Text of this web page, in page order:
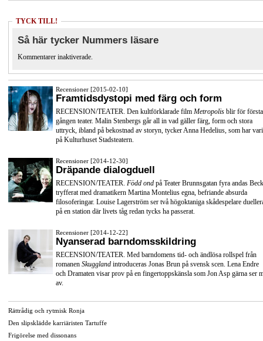
TYCK TILL!
Så här tycker Nummers läsare
Kommentarer inaktiverade.
Recensioner [2015-02-10]
Framtidsdystopi med färg och form
RECENSION/TEATER. Den kultförklarade film Metropolis blir för första
gången teater. Malin Stenbergs går all in vad gäller färg, form och stora
uttryck, ibland på bekostnad av storyn, tycker Anna Hedelius, som har
på Kulturhuset Stadsteatern.
Recensioner [2014-12-30]
Dräpande dialogduell
RECENSION/TEATER. Född ond på Teater Brunnsgatan fyra andas
tryfferat med dramatikern Martina Montelius egna, befriande absurda
filosoferingar. Louise Lagerström ser två högoktaniga skådespelare
på en station där livets tåg redan tycks ha passerat.
Recensioner [2014-12-22]
Nyanserad barndomsskildring
RECENSION/TEATER. Med barndomens tid- och ändlösa rollspel från
romanen Skuggland introduceras Jonas Brun på svensk scen. Lena Endre
och Dramaten visar prov på en fingertoppskänsla som Jon Asp gärna ser
av.
Rättrådig och rytmisk Ronja
Den slipsklädde karriäristen Tartuffe
Frigörelse med dissonans